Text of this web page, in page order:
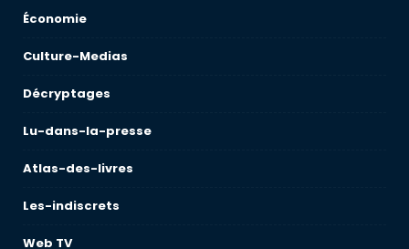
Économie
Culture-Medias
Décryptages
Lu-dans-la-presse
Atlas-des-livres
Les-indiscrets
Web TV